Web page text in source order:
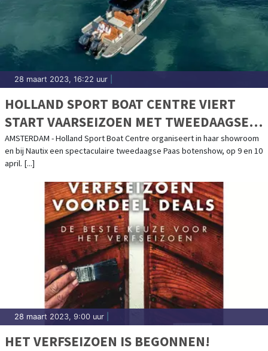
28 maart 2023, 16:22 uur
HOLLAND SPORT BOAT CENTRE VIERT
START VAARSEIZOEN MET TWEEDAAGSE
PAAS BOTENSHOW
AMSTERDAM - Holland Sport Boat Centre organiseert in haar showroom
en bij Nautix een spectaculaire tweedaagse Paas botenshow, op 9 en 10
april. [...]
28 maart 2023, 9:00 uur
HET VERFSEIZOEN IS BEGONNEN!